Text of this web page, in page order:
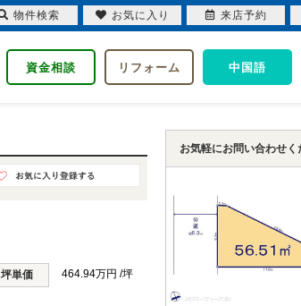
資金相談 リフォーム 中国語
坪単価 464.94万円 /坪
お気軽にお問い合わせく
物件検索 お気に入り 来店予約